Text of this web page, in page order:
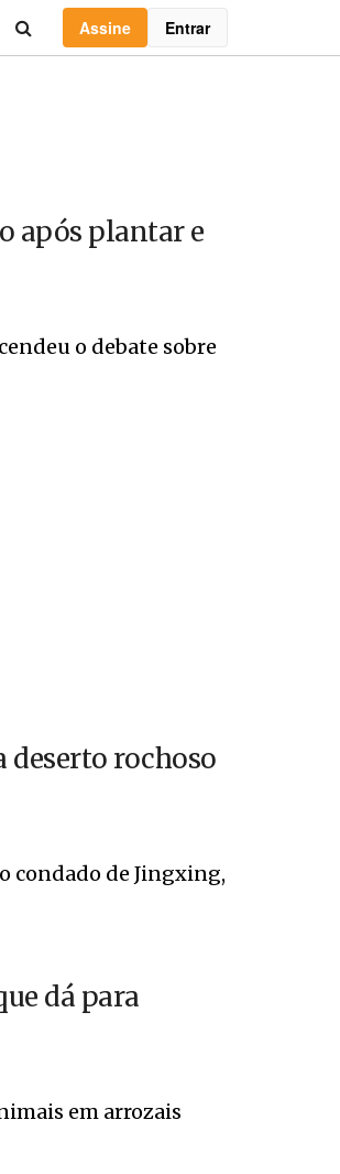
Assine Entrar
após plantar e
o debate sobre
deserto rochoso
condado de Jingxing,
dá para
em arrozais